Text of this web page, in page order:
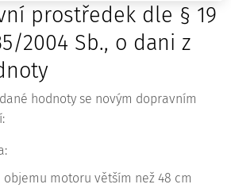
prostředek dle § 19
2004 Sb., o dani z
hodnoty se novým dopravním
objemu motoru větším než 48 cm